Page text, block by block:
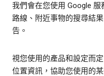
我們會在您使用 Google
路線、附近事物的搜尋結
告。
視您使用的產品和設定而
位置資訊，協助您使用的